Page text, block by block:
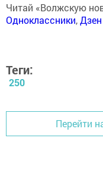
Читай «Волжскую
Одноклассники,Дзен
Теги:
250
Перейти